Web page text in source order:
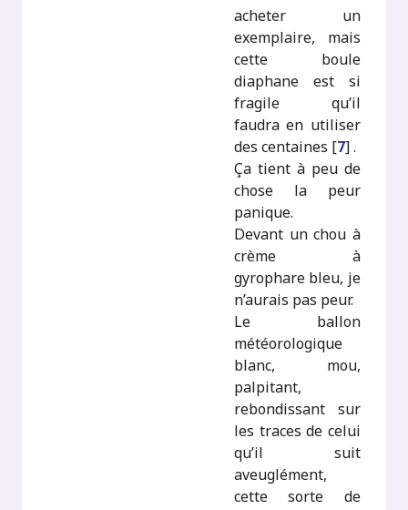
acheter un
exemplaire, mais
cette boule
diaphane est si
fragile qu’il
faudra en utiliser
des centaines [7].
Ça tient à peu de
chose la peur
panique.
Devant un chou à
crème à
gyrophare bleu, je
n’aurais pas peur.
Le ballon
météorologique
blanc, mou,
palpitant,
rebondissant sur
les traces de celui
qu’il suit
aveuglément,
cette sorte de